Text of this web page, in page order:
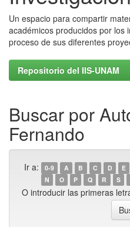
Un espacio para compartir
académicos producidos por los
proceso de sus diferentes
Repositorio del IIS-UNAM
Buscar por
Fernando
Ir a: 0-9 A B C D E
N
O P Q R S
O introducir las primeras